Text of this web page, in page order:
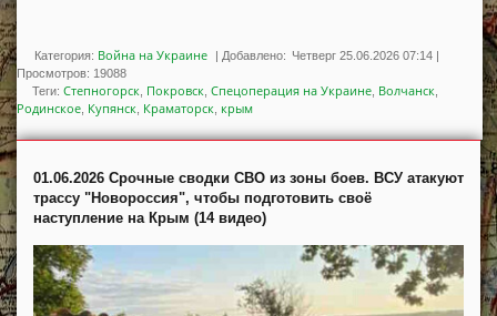
Категория: Война на Украине | Добавлено: Четверг 25.06.2026 07:14 |
Просмотров: 19088
Теги: Степногорск Покровск ,Спецоперация на Украине Волчанск
Родинское Купянск Краматорск крым
01.06.2026 Срочные сводки СВО из зоны боев. ВСУ атакуют
трассу "Новороссия", чтобы подготовить своё
наступление на Крым (14 видео)